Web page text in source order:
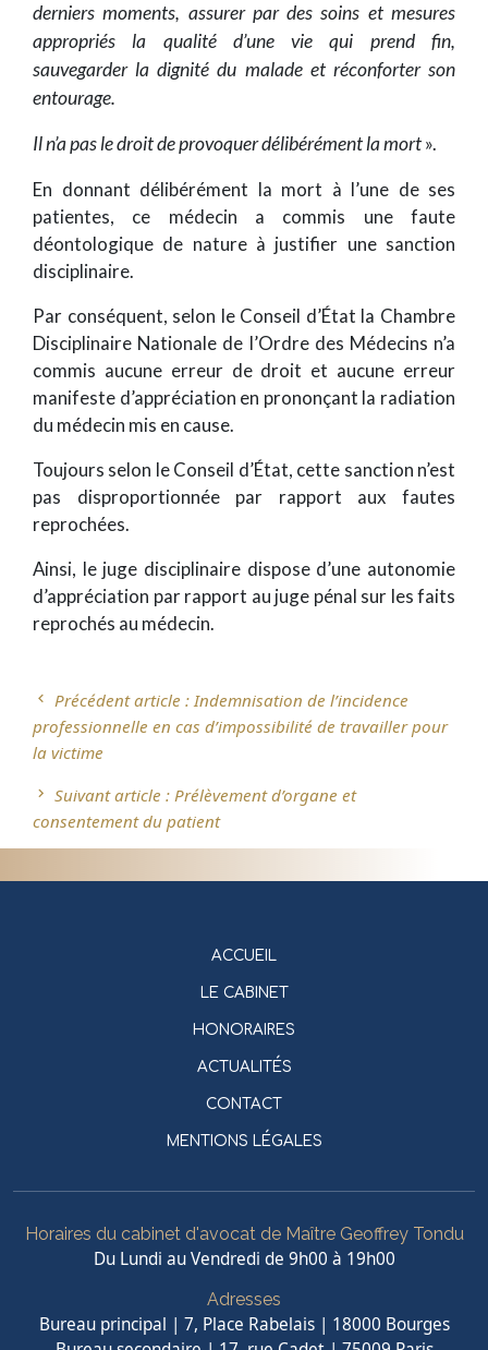
derniers moments, assurer par des soins et mesures
appropriés la qualité d’une vie qui prend fin,
sauvegarder la dignité du malade et réconforter son
entourage.
Il n’a pas le droit de provoquer délibérément la mort».
En donnant délibérément la mort à l’une de ses
patientes, ce médecin a commis une faute
déontologique de nature à justifier une sanction
disciplinaire.
Par conséquent, selon le Conseil d’État la Chambre
Disciplinaire Nationale de l’Ordre des Médecins n’a
commis aucune erreur de droit et aucune erreur
manifeste d’appréciation en prononçant la radiation
du médecin mis en cause.
Toujours selon le Conseil d’État, cette sanction n’est
pas disproportionnée par rapport aux fautes
reprochées.
Ainsi, le juge disciplinaire dispose d’une autonomie
d’appréciation par rapport au juge pénal sur les faits
reprochés au médecin.
Navigation
de
l’article
chevron_left Précédent article : Indemnisation de l’incidence
professionnelle en cas d’impossibilité de travailler pour
la victime
navigate_next Suivant article : Prélèvement d’organe et
consentement du patient
ACCUEIL
LE CABINET
HONORAIRES
ACTUALITÉS
CONTACT
MENTIONS LÉGALES
Horaires du cabinet d'avocat de Maître Geoffrey Tondu
Du Lundi au Vendredi de 9h00 à 19h00
Adresses
Bureau principal | 7, Place Rabelais | 18000 Bourges